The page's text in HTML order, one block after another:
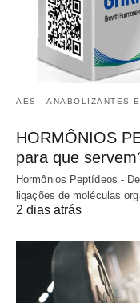
AES - ANABOLIZANTES
HORMÔNIOS
para que
Hormônios Peptídeos -
ligações de moléculas
2 dias atrás